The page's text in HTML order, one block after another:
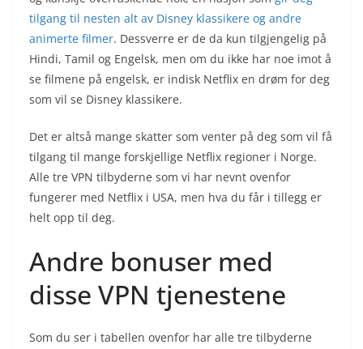
tilgang til nesten alt av Disney klassikere og andre
animerte filmer. Dessverre er de da kun tilgjengelig på
Hindi, Tamil og Engelsk, men om du ikke har noe imot å
se filmene på engelsk, er indisk Netflix en drøm for deg
som vil se Disney klassikere.
Det er altså mange skatter som venter på deg som vil få
tilgang til mange forskjellige Netflix regioner i Norge.
Alle tre VPN tilbyderne som vi har nevnt ovenfor
fungerer med Netflix i USA, men hva du får i tillegg er
helt opp til deg.
Andre bonuser med
disse VPN tjenestene
Som du ser i tabellen ovenfor har alle tre tilbyderne